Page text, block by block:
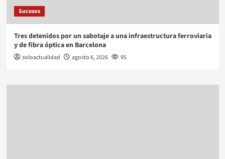
Sucesos
Tres detenidos por un sabotaje a una infraestructura ferroviaria
y de fibra óptica en Barcelona
soloactualidad agosto 6, 2026 95